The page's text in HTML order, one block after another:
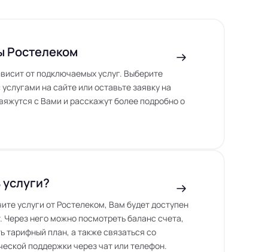
Ростелеком
от подключаемых услуг. Выберите
на сайте или оставьте заявку на
с Вами и расскажут более подробно о
услуги от Ростелеком, Вам будет доступен
Через него можно посмотреть баланс счета,
тарифный план, а также связаться со
поддержки через чат или телефон.